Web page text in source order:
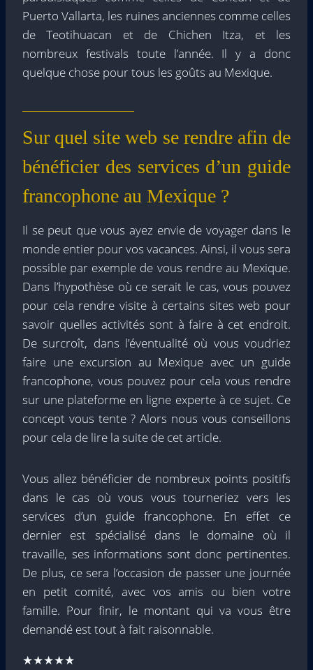
Puerto Vallarta, les ruines anciennes comme celles
de Teotihuacan et de Chichen Itza, et les
nombreux festivals toute l’année. Il y a donc
quelque chose pour tous les goûts au Mexique.
Sur quel site web se rendre afin de
bénéficier des services d’un guide
francophone au Mexique ?
Il se peut que vous ayez envie de voyager dans le
monde entier pour vos vacances. Ainsi, il vous sera
possible par exemple de vous rendre au Mexique.
Dans l’hypothèse où ce serait le cas, vous pouvez
pour cela rendre visite à certains sites web pour
savoir quelles activités sont à faire à cet endroit.
De surcroît, dans l’éventualité où vous voudriez
faire une excursion au Mexique avec un guide
francophone, vous pouvez pour cela vous rendre
sur une plateforme en ligne experte à ce sujet. Ce
concept vous tente ? Alors nous vous conseillons
pour cela de lire la suite de cet article.
Vous allez bénéficier de nombreux points positifs
dans le cas où vous vous tourneriez vers les
services d’un guide francophone. En effet ce
dernier est spécialisé dans le domaine où il
travaille, ses informations sont donc pertinentes.
De plus, ce sera l’occasion de passer une journée
en petit comité, avec vos amis ou bien votre
famille. Pour finir, le montant qui va vous être
demandé est tout à fait raisonnable.
★★★★★